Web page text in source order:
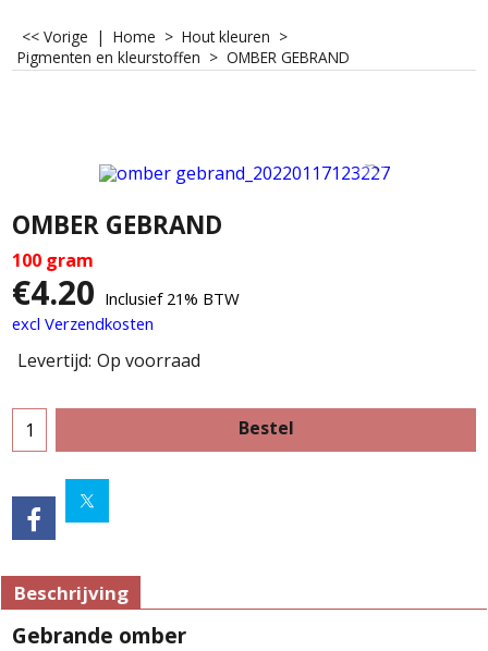
<< Vorige | Home > Hout kleuren >
Pigmenten en kleurstoffen > OMBER GEBRAND
OMBER GEBRAND
100 gram
€4.20 Inclusief 21% BTW
excl Verzendkosten
Levertijd: Op voorraad
Bestel
Beschrijving
Gebrande omber